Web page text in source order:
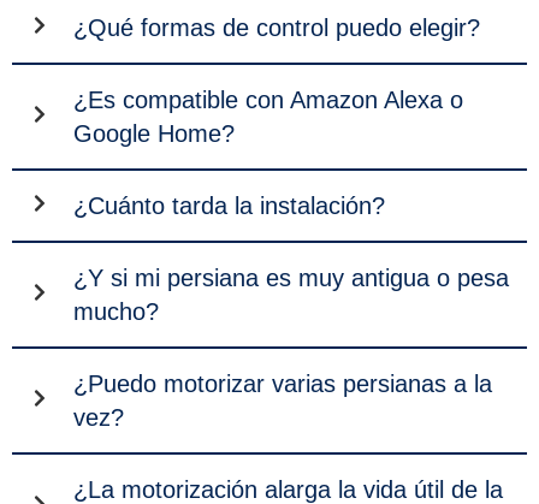
¿Qué formas de control puedo elegir?
¿Es compatible con Amazon Alexa o
Google Home?
¿Cuánto tarda la instalación?
¿Y si mi persiana es muy antigua o pesa
mucho?
¿Puedo motorizar varias persianas a la
vez?
¿La motorización alarga la vida útil de la